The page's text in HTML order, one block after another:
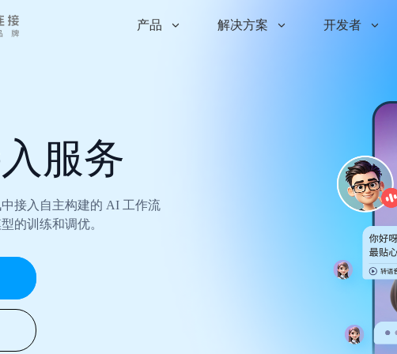
产品 解决方案 开发者
服务
接入自主构建的 AI 工作流
的训练和调优。